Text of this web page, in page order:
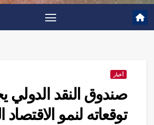
أخبار
صندوق النقد
توقعاته لنمو الاقتصاد